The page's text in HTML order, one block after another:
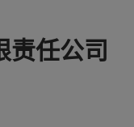
责任公司